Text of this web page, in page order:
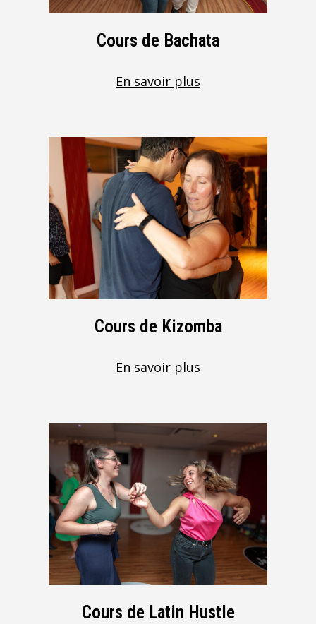
Cours de Bachata
En savoir plus
Cours de Kizomba
En savoir plus
Cours de Latin Hustle